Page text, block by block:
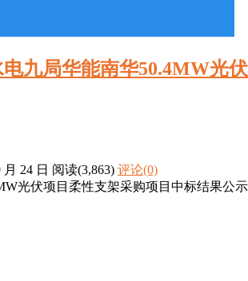
九局华能南华50.4MW光
月 24 日 阅读(3,863) 评论(0)
光伏项目柔性支架采购项目中标结果